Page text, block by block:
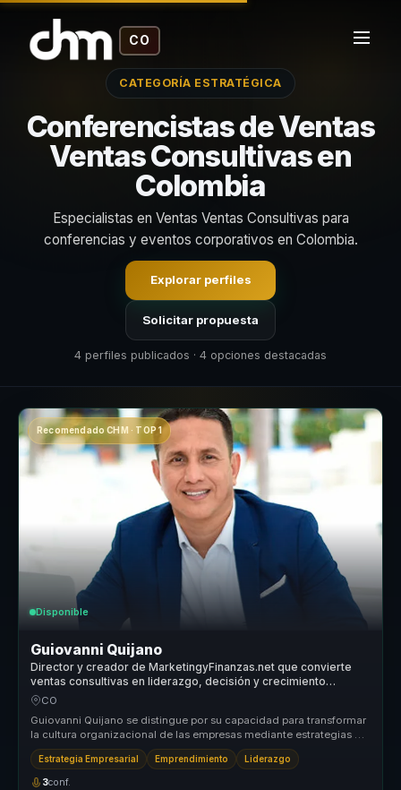
CO
CATEGORÍA ESTRATÉGICA
Conferencistas de Ventas
Ventas Consultivas en
Colombia
Especialistas en Ventas Ventas Consultivas para
conferencias y eventos corporativos en Colombia.
Explorar perfiles
Solicitar propuesta
4 perfiles publicados · 4 opciones destacadas
Recomendado CHM · TOP 1
Disponible
Guiovanni Quijano
Director y creador de MarketingyFinanzas.net que convierte
ventas consultivas en liderazgo, decisión y crecimiento
comercial para equipos.
CO
Guiovanni Quijano se distingue por su capacidad para transformar
la cultura organizacional de las empresas mediante estrategias de
market...
Estrategia Empresarial Emprendimiento Liderazgo
3conf.